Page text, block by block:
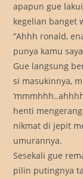
apapun gue
kegelian banget
“Ahhh ronald,
punya kamu
Gue langsung
si masukinnya,
henti
nikmat di jepit
umurannya.
Sesekali gue
pilin putingnya